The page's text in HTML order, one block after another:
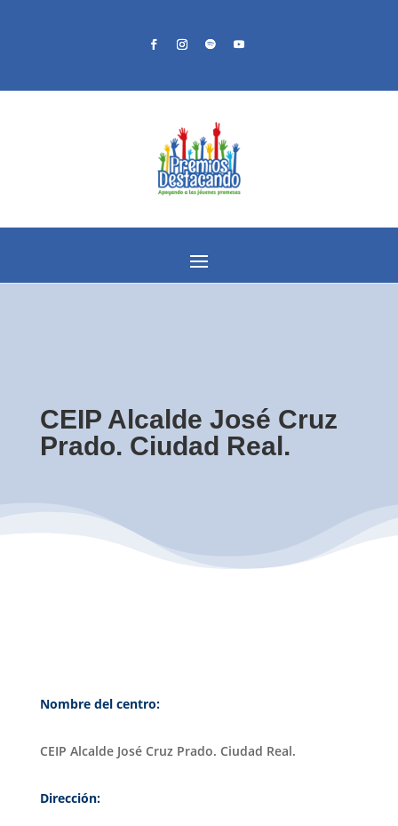
CEIP Alcalde José Cruz
Prado. Ciudad Real.
Nombre del centro:
CEIP Alcalde José Cruz Prado. Ciudad Real.
Dirección: